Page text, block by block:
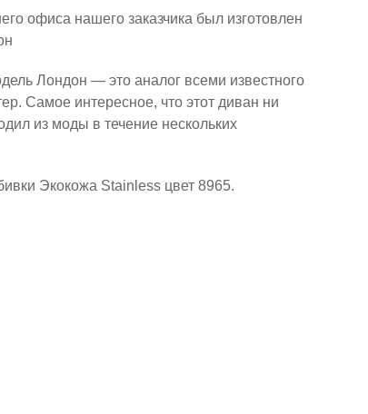
офиса нашего заказчика был изготовлен
Лондон — это аналог всеми известного
Самое интересное, что этот диван ни
из моды в течение нескольких
Экокожа Stainless цвет 8965.